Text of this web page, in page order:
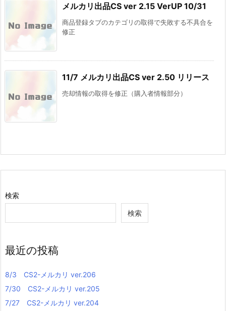
メルカリ出品CS ver 2.15 VerUP 10/31
商品登録タブのカテゴリの取得で失敗する不具合を
修正
11/7 メルカリ出品CS ver 2.50 リリース
売却情報の取得を修正（購入者情報部分）
検索
検索
最近の投稿
8/3 CS2-メルカリ ver.206
7/30 CS2-メルカリ ver.205
7/27 CS2-メルカリ ver.204